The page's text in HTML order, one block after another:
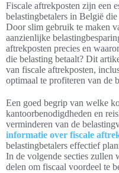
Fiscale aftrekposten zijn een
belastingbetalers in België
Door slim gebruik te maken
aanzienlijke
aftrekposten precies en
die belasting betaalt? Dit
van fiscale aftrekposten,
optimaal te profiteren van de
Een goed begrip van welke
kantoorbenodigdheden en
verminderen van de
informatie over fiscale
belastingbetalers effectief
In de volgende secties zullen
delen om fiscaal voordeel te